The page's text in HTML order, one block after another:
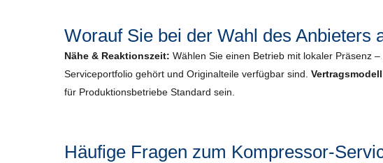
Worauf Sie bei der Wahl des Anbieters
Nähe & Reaktionszeit: Wählen Sie einen Betrieb mit lokaler Präsenz
Serviceportfolio gehört und Originalteile verfügbar sind.
für Produktionsbetriebe Standard sein.
Häufige Fragen zum Kompressor-